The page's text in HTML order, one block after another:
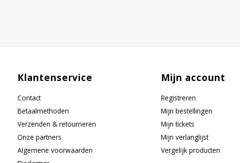
Klantenservice
Contact
Betaalmethoden
Verzenden & retourneren
Onze partners
Algemene voorwaarden
Mijn account
Registreren
Mijn bestellingen
Mijn tickets
Mijn verlanglijst
Vergelijk producten